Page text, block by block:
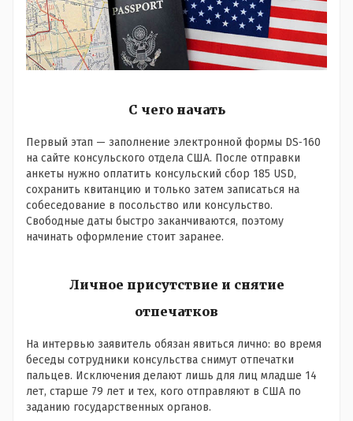
С чего начать
Первый этап — заполнение электронной формы DS‑160
на сайте консульского отдела США. После отправки
анкеты нужно оплатить консульский сбор 185 USD,
сохранить квитанцию и только затем записаться на
собеседование в посольство или консульство.
Свободные даты быстро заканчиваются, поэтому
начинать оформление стоит заранее.
Личное присутствие и снятие
отпечатков
На интервью заявитель обязан явиться лично: во время
беседы сотрудники консульства снимут отпечатки
пальцев. Исключения делают лишь для лиц младше 14
лет, старше 79 лет и тех, кого отправляют в США по
заданию государственных органов.